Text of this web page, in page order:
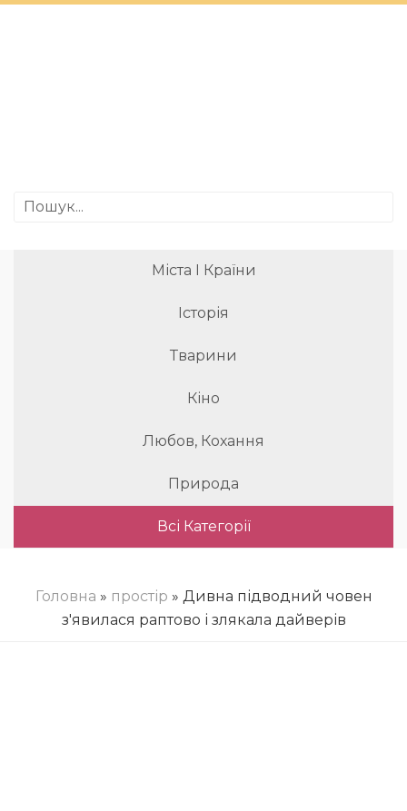
Міста І Країни
Історія
Тварини
Кіно
Любов, Кохання
Природа
Всі Категорії
Головна » простір » Дивна підводний човен
з'явилася раптово і злякала дайверів